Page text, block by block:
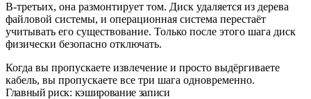
В-третьих, она размонтирует том. Диск удаляется из дерева
файловой системы, и операционная система перестаёт
учитывать его существование. Только после этого шага диск
физически безопасно отключать.
Когда вы пропускаете извлечение и просто выдёргиваете
кабель, вы пропускаете все три шага одновременно.
Главный риск: кэширование записи